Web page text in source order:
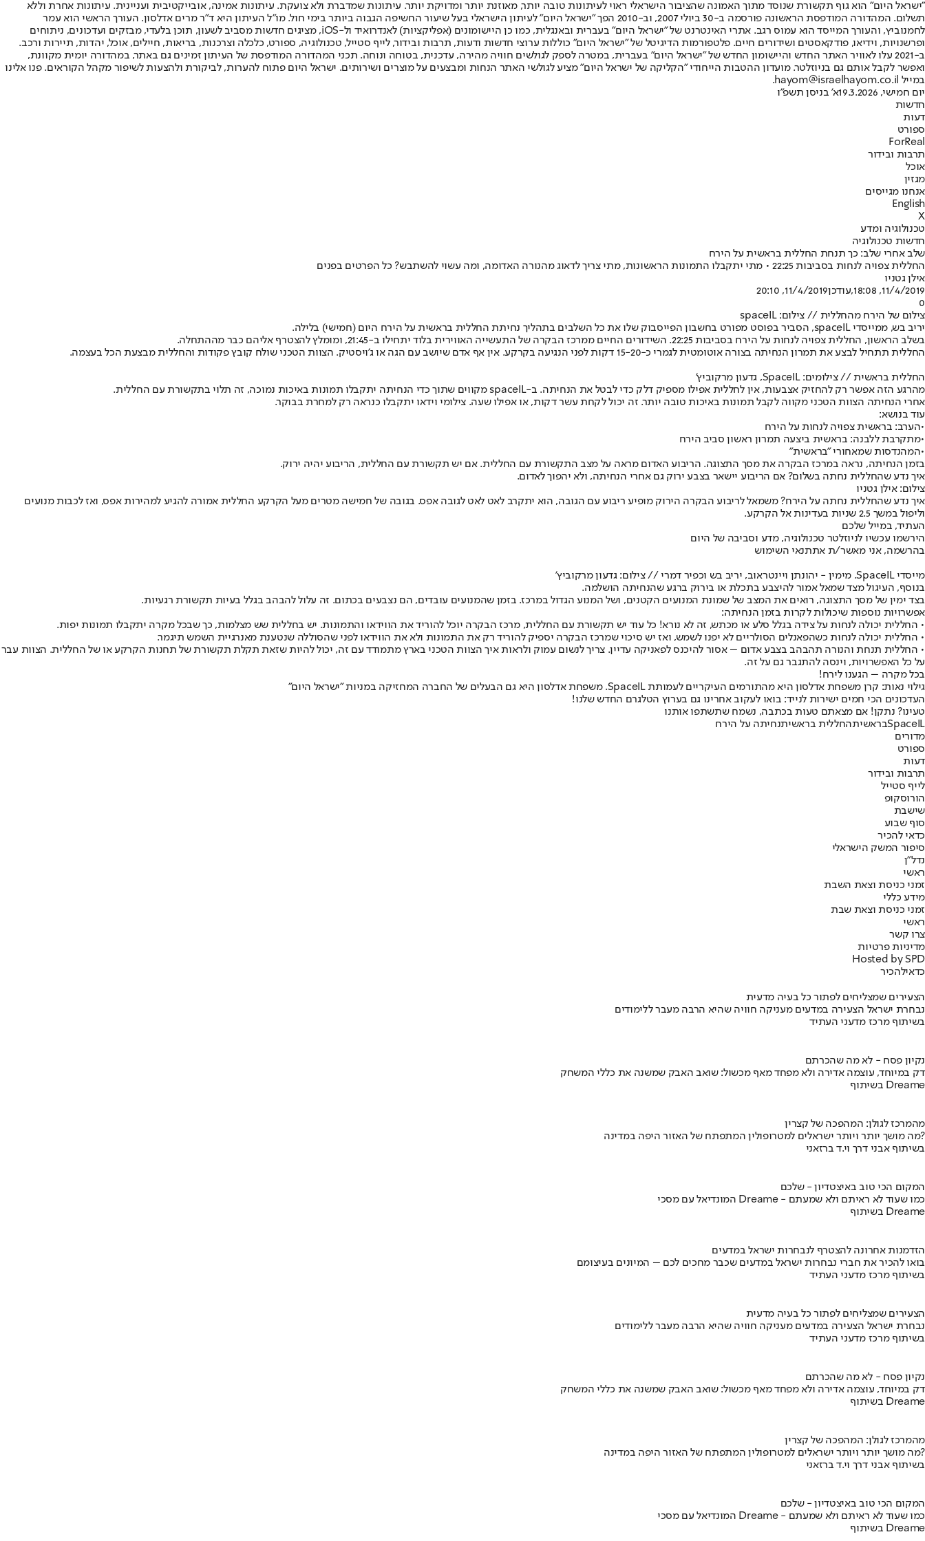
"ישראל היום" הוא גוף תקשורת שנוסד מתוך האמונה שהציבור הישראלי ראוי לעיתונות טובה יותר, מאוזנת יותר ומדויקת יותר. עיתונות שמדברת ולא צועקת. עיתונות אמינה, אובייקטיבית ועניינית. עיתונות אחרת וללא
תשלום. המהדורה המודפסת הראשונה פורסמה ב-30 ביולי 2007, וב-2010 הפך "ישראל היום" לעיתון הישראלי בעל שיעור החשיפה הגבוה ביותר בימי חול. מו"ל העיתון היא ד"ר מרים אדלסון. העורך הראשי הוא עמר
לחמנוביץ, והעורך המייסד הוא עמוס רגב. אתרי האינטרנט של "ישראל היום" בעברית ובאנגלית, כמו כן היישומונים (אפליקציות) לאנדרואיד ול-iOS, מציגים חדשות מסביב לשעון, תוכן בלעדי, מבזקים ועדכונים, ניתוחים
ופרשנויות, וידיאו, פודקאסטים ושידורים חיים. פלטפורמות הדיגיטל של "ישראל היום" כוללות ערוצי חדשות ודעות, תרבות ובידור, לייף סטייל, טכנולוגיה, ספורט, כלכלה וצרכנות, בריאות, חיילים, אוכל, יהדות, תיירות ורכב.
ב-2021 עלו לאוויר האתר החדש והיישומון החדש של "ישראל היום" בעברית, במטרה לספק לגולשים חוויה מהירה, עדכנית, בטוחה ונוחה. תכני המהדורה המודפסת של העיתון זמינים גם באתר, במהדורה יומית מקוונת,
ואפשר לקבל אותם גם בניוזלטר. מועדון ההטבות הייחודי "הקליקה של ישראל היום" מציע לגולשי האתר הנחות ומבצעים על מוצרים ושירותים. ישראל היום פתוח להערות, לביקורת ולהצעות לשיפור מקהל הקוראים. פנו אלינו
במייל hayom@israelhayom.co.il.
יום חמישי, 19.3.2026
א' בניסן תשפ"ו
חדשות
דעות
ספורט
ForReal
תרבות ובידור
אוכל
מגזין
אנחנו מגייסים
English
X
טכנולוגיה ומדע
חדשות טכנולוגיה
שלב אחרי שלב: כך תנחת החללית בראשית על הירח
החללית צפויה לנחות בסביבות 22:25 • מתי יתקבלו התמונות הראשונות, מתי צריך לדאוג מהנורה האדומה, ומה עשוי להשתבש? כל הפרטים בפנים
אילן גטניו
11/4/2019, 18:08
,עודכן11/4/2019, 20:10
0
צילום של הירח מהחללית // צילום: spaceIL
יריב בש, ממייסדי spaceIL, הסביר בפוסט מפורט בחשבון הפייסבוק שלו את כל השלבים בתהליך נחיתת החללית בראשית על הירח היום (חמישי) בלילה.
בשלב הראשון, החללית צפויה לנחות על הירח בסביבות 22:25. השידורים החיים ממרכז הבקרה של התעשייה האווירית בלוד יתחילו ב-21:45, ומומלץ להצטרף אליהם כבר מההתחלה.
החללית תתחיל לבצע את תמרון הנחיתה בצורה אוטומטית לגמרי כ-15-20 דקות לפני הנגיעה בקרקע. אין אף אדם שיושב עם הגה או ג'ויסטיק. הצוות הטכני שולח קובץ פקודות והחללית מבצעת הכל בעצמה.
החללית בראשית // צילומים: SpaceIL, גדעון מרקוביץ'
מהרגע הזה אפשר רק להחזיק אצבעות, אין לחללית אפילו מספיק דלק כדי לבטל את הנחיתה. ב-spaceIL מקווים שתוך כדי הנחיתה יתקבלו תמונות באיכות נמוכה, זה תלוי בתקשורת עם החללית.
אחרי הנחיתה הצוות הטכני מקווה לקבל תמונות באיכות טובה יותר. זה יכול לקחת עשר דקות, או אפילו שעה. צילומי וידאו יתקבלו כנראה רק למחרת בבוקר.
עוד בנושא:
•הערב: בראשית צפויה לנחות על הירח
•מתקרבת ללבנה: בראשית ביצעה תמרון ראשון סביב הירח
•המהנדסות שמאחורי "בראשית"
בזמן הנחיתה, נראה במרכז הבקרה את מסך התצוגה. הריבוע האדום מראה על מצב התקשורת עם החללית. אם יש תקשורת עם החללית, הריבוע יהיה ירוק.
איך נדע שהחללית נחתה בשלום? אם הריבוע יישאר בצבע ירוק גם אחרי הנחיתה, ולא יהפוך לאדום.
צילום: אילן גטניו
איך נדע שהחללית נחתה על הירח? משמאל לריבוע הבקרה הירוק מופיע ריבוע עם הגובה, הוא יתקרב לאט לאט לגובה אפס. בגובה של חמישה מטרים מעל הקרקע החללית אמורה להגיע למהירות אפס, ואז לכבות מנועים
וליפול במשך 2.5 שניות בעדינות אל הקרקע.
העתיד, במייל שלכם
הירשמו עכשיו לניוזלטר טכנולוגיה, מדע וסביבה של היום
בהרשמה, אני מאשר/ת אתתנאי השימוש
מייסדי SpaceIL. מימין - יהונתן ויינטראוב, יריב בש וכפיר דמרי // צילום: גדעון מרקוביץ'
בנוסף, העיגול מצד שמאל אמור להיצבע בתכלת או בירוק ברגע שהנחיתה הושלמה.
בצד ימין של מסך התצוגה, רואים את המצב של שמונת המנועים הקטנים, ושל המנוע הגדול במרכז. בזמן שהמנועים עובדים, הם נצבעים בכתום. זה עלול להבהב בגלל בעיות תקשורת רגעיות.
אפשרויות נוספות שיכולות לקרות בזמן הנחיתה:
• החללית יכולה לנחות על צידה בגלל סלע או מכתש, זה לא נורא! כל עוד יש תקשורת עם החללית, מרכז הבקרה יוכל להוריד את הווידאו והתמונות. יש בחללית שש מצלמות, כך שבכל מקרה יתקבלו תמונות יפות.
• החללית יכולה לנחות כשהפאנלים הסולריים לא יפנו לשמש, ואז יש סיכוי שמרכז הבקרה יספיק להוריד רק את התמונות ולא את הווידאו לפני שהסוללה שנטענת מאנרגיית השמש תיגמר.
• החללית תנחת והנורה תהבהב בצבע אדום – אסור להיכנס לפאניקה עדיין. צריך לנשום עמוק ולראות איך הצוות הטכני בארץ מתמודד עם זה, יכול להיות שזאת תקלת תקשורת של תחנות הקרקע או של החללית. הצוות עבר
על כל האפשרויות, וינסה להתגבר גם על זה.
בכל מקרה – הגענו לירח!
גילוי נאות: קרן משפחת אדלסון היא מהתורמים העיקריים לעמותת SpaceIL. משפחת אדלסון היא גם הבעלים של החברה המחזיקה במניות "ישראל היום"
העדכונים הכי חמים ישירות לנייד: בואו לעקוב אחרינו גם בערוץ הטלגרם החדש שלנו!
טעינו? נתקן! אם מצאתם טעות בכתבה, נשמח שתשתפו אותנו
SpaceILבראשיתהחללית בראשיתנחיתה על הירח
מדורים
ספורט
דעות
תרבות ובידור
לייף סטייל
הורוסקופ
שישבת
סוף שבוע
כדאי להכיר
סיפור המשק הישראלי
נדל"ן
ראשי
זמני כניסת וצאת השבת
מידע כללי
זמני כניסת וצאת שבת
ראשי
צרו קשר
מדיניות פרטיות
Hosted by SPD
כדאילהכיר
הצעירים שמצליחים לפתור כל בעיה מדעית
נבחרת ישראל הצעירה במדעים מעניקה חוויה שהיא הרבה מעבר ללימודים
בשיתוף מרכז מדעני העתיד
נקיון פסח - לא מה שהכרתם
דק במיוחד, עוצמה אדירה ולא מפחד מאף מכשול: שואב האבק שמשנה את כללי המשחק
בשיתוף Dreame
מהמרכז לגולן: המהפכה של קצרין
מה מושך יותר ויותר ישראלים למטרופולין המתפתח של האזור היפה במדינה?
בשיתוף אבני דרך וי.ד ברזאני
המקום הכי טוב באיצטדיון - שלכם
המונדיאל עם מסכי Dreame - כמו שעוד לא ראיתם ולא שמעתם
בשיתוף Dreame
הזדמנות אחרונה להצטרף לנבחרות ישראל במדעים
בואו להכיר את חברי נבחרות ישראל במדעים שכבר מחכים לכם – המיונים בעיצומם
בשיתוף מרכז מדעני העתיד
הצעירים שמצליחים לפתור כל בעיה מדעית
נבחרת ישראל הצעירה במדעים מעניקה חוויה שהיא הרבה מעבר ללימודים
בשיתוף מרכז מדעני העתיד
נקיון פסח - לא מה שהכרתם
דק במיוחד, עוצמה אדירה ולא מפחד מאף מכשול: שואב האבק שמשנה את כללי המשחק
בשיתוף Dreame
מהמרכז לגולן: המהפכה של קצרין
מה מושך יותר ויותר ישראלים למטרופולין המתפתח של האזור היפה במדינה?
בשיתוף אבני דרך וי.ד ברזאני
המקום הכי טוב באיצטדיון - שלכם
המונדיאל עם מסכי Dreame - כמו שעוד לא ראיתם ולא שמעתם
בשיתוף Dreame